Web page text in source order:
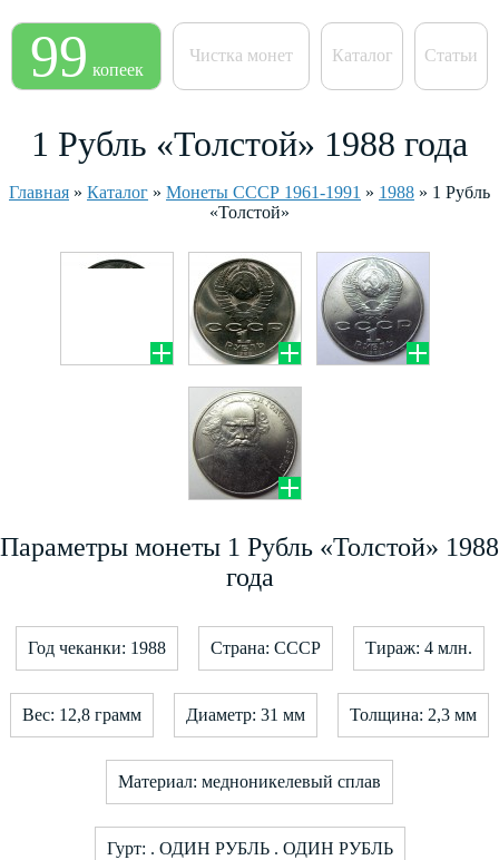
99 копеек
Чистка монет Каталог Статьи
1 Рубль «Толстой» 1988 года
Главная » Каталог » Монеты СССР 1961-1991 » 1988 » 1 Рубль
«Толстой»
Параметры монеты 1 Рубль «Толстой» 1988
года
Год чеканки: 1988 Страна: СССР Тираж: 4 млн.
Вес: 12,8 грамм Диаметр: 31 мм Толщина: 2,3 мм
Материал: медноникелевый сплав
Гурт: . ОДИН РУБЛЬ . ОДИН РУБЛЬ